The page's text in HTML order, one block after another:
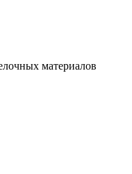
материалов